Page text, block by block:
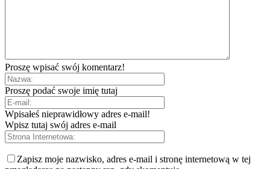
Proszę wpisać swój komentarz!
Proszę podać swoje imię tutaj
Wpisałeś nieprawidłowy adres e-mail!
Wpisz tutaj swój adres e-mail
Zapisz moje nazwisko, adres e-mail i stronę internetową w tej